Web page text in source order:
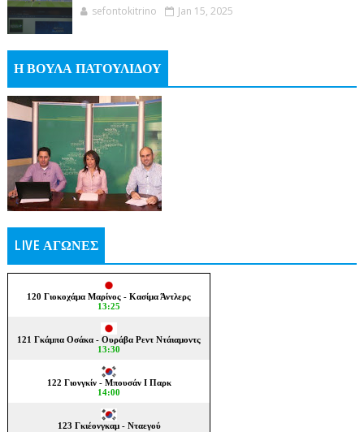
sefontokitrino Jan 15, 2025
Η ΒΟΥΛΑ ΠΑΤΟΥΛΙΔΟΥ
LIVE ΑΓΩΝΕΣ